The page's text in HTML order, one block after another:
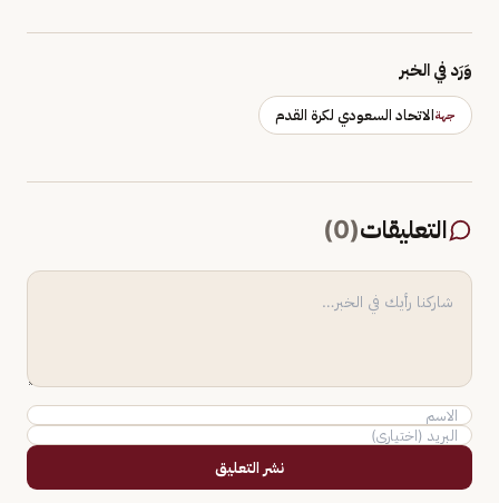
وَرَد في الخبر
جهةالاتحاد السعودي لكرة القدم
التعليقات(
0
)
نشر التعليق